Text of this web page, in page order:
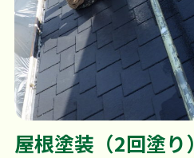
屋根塗装（2回塗り）